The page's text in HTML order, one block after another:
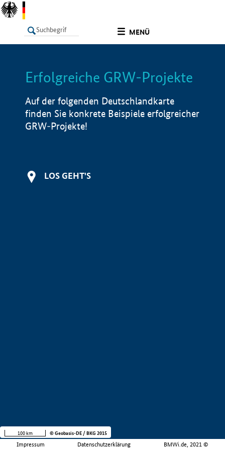
MENÜ
LISTE Info
Erfolgreiche GRW-Projekte
Auf der folgenden Deutschlandkarte
finden Sie konkrete Beispiele erfolgreicher
GRW-Projekte!
LOS GEHT'S
Impressum Datenschutzerklärung BMWi.de, 2021 ©
100 km © Geobasis-DE / BKG 2015